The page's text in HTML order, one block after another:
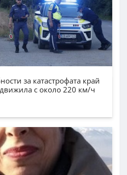
за катастрофата край
движила с около 220 км/ч